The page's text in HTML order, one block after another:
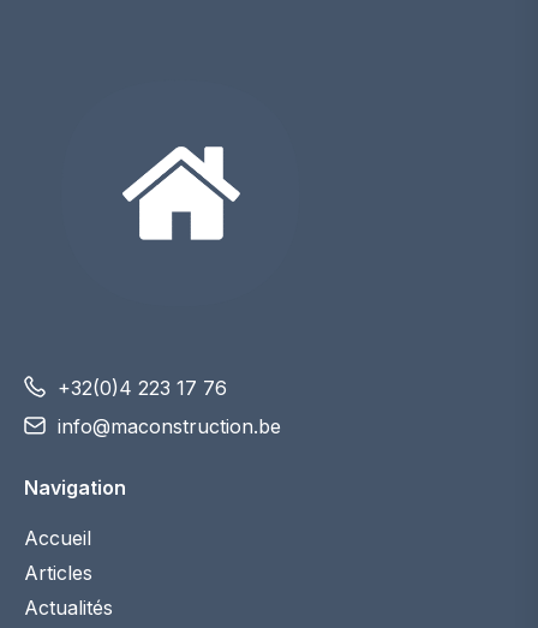
+32(0)4 223 17 76
info@maconstruction.be
Navigation
Accueil
Articles
Actualités